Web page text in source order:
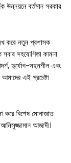
উন্নয়নে বর্তমান সরকার
করে নতুন প্রশাসক
সহযোগিতা কামনা
দুর্যোগ-সহনশীল এবং
এই প্রচেষ্টা
করে বিশেষ মোনাজাত
আজাদী।